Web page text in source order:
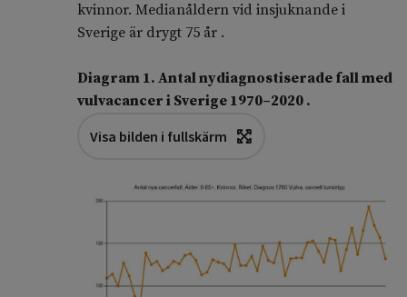
kvinnor. Medianåldern vid insjuknande i
Sverige är drygt 75 år .
Diagram 1. Antal nydiagnostiserade fall med
vulvacancer i Sverige 1970–2020 .
Visa bilden i fullskärm